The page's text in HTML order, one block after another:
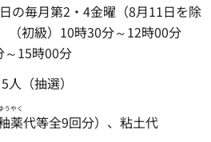
の毎月第2・4金曜（8月11日を除
（初級）10時30分～12時00分
～15時00分
人（抽選）
う
薬
やく
代等全9回分）、粘土代